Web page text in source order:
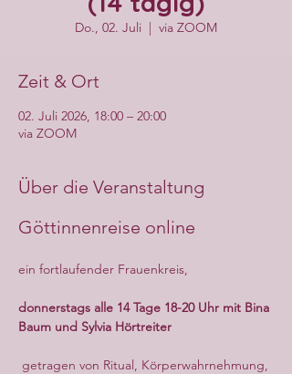
Do., 02. Juli
  |
via ZOOM
Zeit & Ort
02. Juli 2026, 18:00 – 20:00
via ZOOM
Über die Veranstaltung
Göttinnenreise online
ein fortlaufender Frauenkreis,
donnerstags alle 14 Tage 18-20 Uhr mit Bina
Baum und Sylvia Hörtreiter
getragen von Ritual, Körperwahrnehmung,